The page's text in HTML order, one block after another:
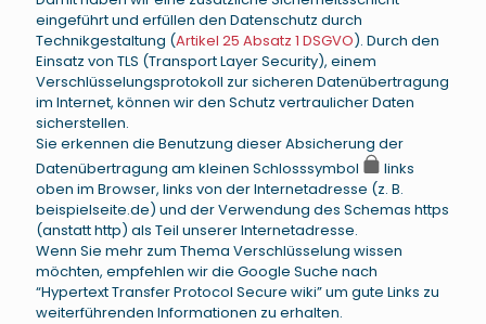
eingeführt und erfüllen den Datenschutz durch
Technikgestaltung (Artikel 25 Absatz 1 DSGVO). Durch den
Einsatz von TLS (Transport Layer Security), einem
Verschlüsselungsprotokoll zur sicheren Datenübertragung
im Internet, können wir den Schutz vertraulicher Daten
sicherstellen.
Sie erkennen die Benutzung dieser Absicherung der
Datenübertragung am kleinen Schlosssymbol
links
oben im Browser, links von der Internetadresse (z. B.
beispielseite.de) und der Verwendung des Schemas https
(anstatt http) als Teil unserer Internetadresse.
Wenn Sie mehr zum Thema Verschlüsselung wissen
möchten, empfehlen wir die Google Suche nach
“Hypertext Transfer Protocol Secure wiki” um gute Links zu
weiterführenden Informationen zu erhalten.